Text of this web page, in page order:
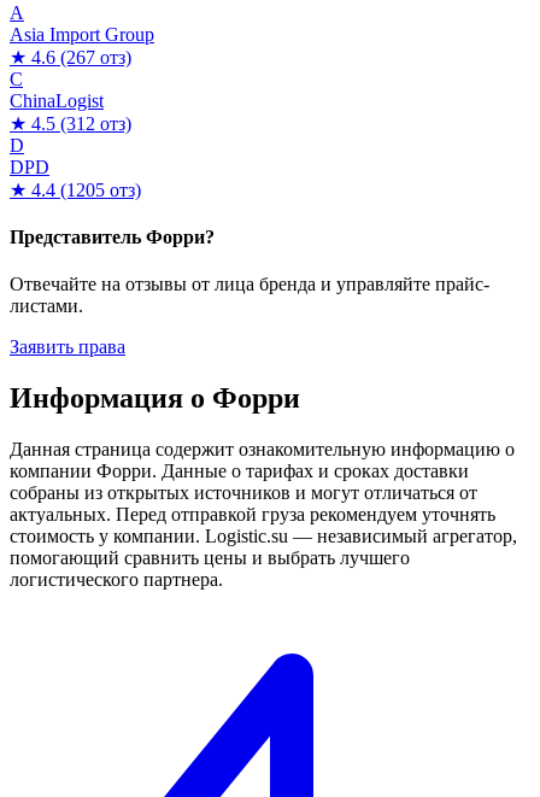
A
Asia Import Group
★ 4.6 (267 отз)
C
ChinaLogist
★ 4.5 (312 отз)
D
DPD
★ 4.4 (1205 отз)
Представитель Форри?
Отвечайте на отзывы от лица бренда и управляйте прайс-
листами.
Заявить права
Информация о Форри
Данная страница содержит ознакомительную информацию о
компании Форри. Данные о тарифах и сроках доставки
собраны из открытых источников и могут отличаться от
актуальных. Перед отправкой груза рекомендуем уточнять
стоимость у компании. Logistic.su — независимый агрегатор,
помогающий сравнить цены и выбрать лучшего
логистического партнера.